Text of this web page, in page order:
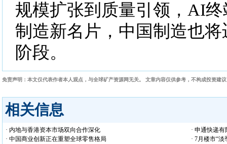
规模扩张到质量引领，AI
制造新名片，中国制造也
阶段。
免责声明：本文仅代表作者本人观点，与全球矿产资源网无关。 文章内容仅供参考，不构成投资建
相关信息
· 内地与香港资本市场双向合作深化
· 申通快递
· 中国商业创新正在重塑全球零售格局
· 7月楼市“淡